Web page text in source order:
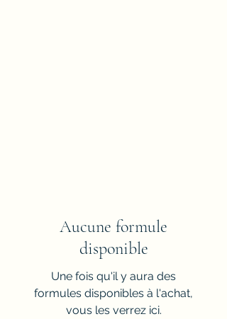
Aucune formule
disponible
Une fois qu'il y aura des
formules disponibles à l'achat,
vous les verrez ici.